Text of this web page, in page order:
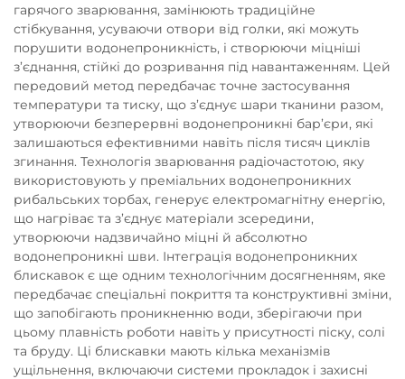
гарячого зварювання, замінюють традиційне
стібкування, усуваючи отвори від голки, які можуть
порушити водонепроникність, і створюючи міцніші
з’єднання, стійкі до розривання під навантаженням. Цей
передовий метод передбачає точне застосування
температури та тиску, що з’єднує шари тканини разом,
утворюючи безперервні водонепроникні бар’єри, які
залишаються ефективними навіть після тисяч циклів
згинання. Технологія зварювання радіочастотою, яку
використовують у преміальних водонепроникних
рибальських торбах, генерує електромагнітну енергію,
що нагріває та з’єднує матеріали зсередини,
утворюючи надзвичайно міцні й абсолютно
водонепроникні шви. Інтеграція водонепроникних
блискавок є ще одним технологічним досягненням, яке
передбачає спеціальні покриття та конструктивні зміни,
що запобігають проникненню води, зберігаючи при
цьому плавність роботи навіть у присутності піску, солі
та бруду. Ці блискавки мають кілька механізмів
ущільнення, включаючи системи прокладок і захисні